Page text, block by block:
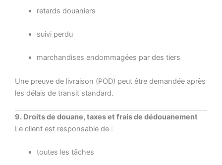
retards douaniers
suivi perdu
marchandises endommagées par des tiers
Une preuve de livraison (POD) peut être demandée après
les délais de transit standard.
9. Droits de douane, taxes et frais de dédouanement
Le client est responsable de :
toutes les tâches